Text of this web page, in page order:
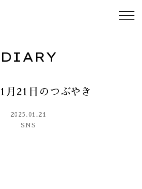
ABOUT
ACCESS
DIARY
月21日のつぶやき
2025.01.21
SNS